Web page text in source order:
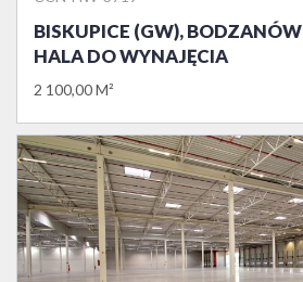
BISKUPICE (GW), BODZANÓW
HALA DO WYNAJĘCIA
2 100,00 M²